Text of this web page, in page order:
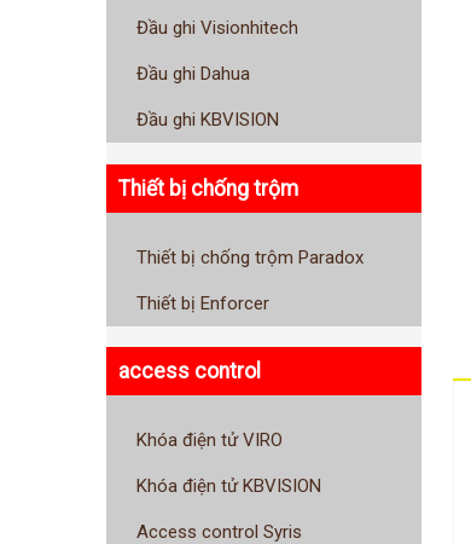
Đầu ghi Visionhitech
Đầu ghi Dahua
Đầu ghi KBVISION
Thiết bị chống trộm
Thiết bị chống trộm Paradox
Thiết bị Enforcer
access control
Khóa điện tử VIRO
Khóa điện tử KBVISION
Access control Syris